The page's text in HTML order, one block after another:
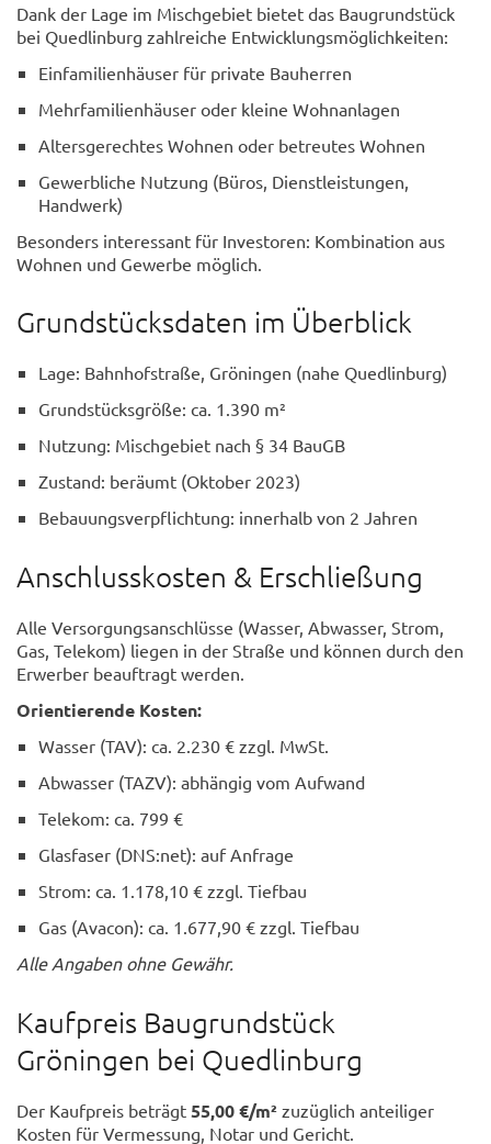
Dank der Lage im Mischgebiet bietet das Baugrundstück
bei Quedlinburg zahlreiche Entwicklungsmöglichkeiten:
Einfamilienhäuser für private Bauherren
Mehrfamilienhäuser oder kleine Wohnanlagen
Altersgerechtes Wohnen oder betreutes Wohnen
Gewerbliche Nutzung (Büros, Dienstleistungen,
Handwerk)
Besonders interessant für Investoren: Kombination aus
Wohnen und Gewerbe möglich.
Grundstücksdaten im Überblick
Lage: Bahnhofstraße, Gröningen (nahe Quedlinburg)
Grundstücksgröße: ca. 1.390 m²
Nutzung: Mischgebiet nach § 34 BauGB
Zustand: beräumt (Oktober 2023)
Bebauungsverpflichtung: innerhalb von 2 Jahren
Anschlusskosten & Erschließung
Alle Versorgungsanschlüsse (Wasser, Abwasser, Strom,
Gas, Telekom) liegen in der Straße und können durch den
Erwerber beauftragt werden.
Orientierende Kosten:
Wasser (TAV): ca. 2.230 € zzgl. MwSt.
Abwasser (TAZV): abhängig vom Aufwand
Telekom: ca. 799 €
Glasfaser (DNS:net): auf Anfrage
Strom: ca. 1.178,10 € zzgl. Tiefbau
Gas (Avacon): ca. 1.677,90 € zzgl. Tiefbau
Alle Angaben ohne Gewähr.
Kaufpreis Baugrundstück
Gröningen bei Quedlinburg
Der Kaufpreis beträgt 55,00 €/m² zuzüglich anteiliger
Kosten für Vermessung, Notar und Gericht.